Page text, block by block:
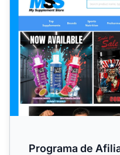
Programa de